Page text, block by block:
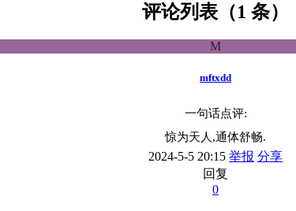
评论列表（1 条）
M
mftxdd
一句话点评:
惊为天人,通体舒畅.
2024-5-5 20:15 举报 分享
回复
0